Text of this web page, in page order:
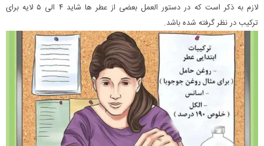
لازم به ذکر است که در دستور العمل بعضی از عطر ها شاید ۴ الی ۵ لایه برای
ترکیب در نظر گرفته شده باشد.